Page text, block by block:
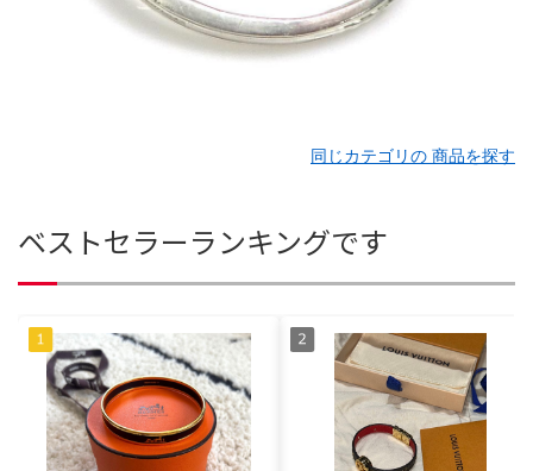
同じカテゴリの 商品を探す
ベストセラーランキングです